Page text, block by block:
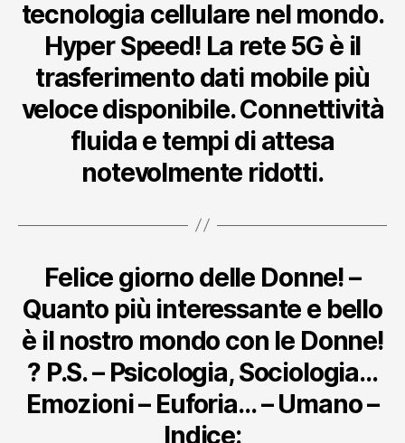
tecnologia cellulare nel mondo.
Hyper Speed! La rete 5G è il
trasferimento dati mobile più
veloce disponibile. Connettività
fluida e tempi di attesa
notevolmente ridotti.
Felice giorno delle Donne! –
Quanto più interessante e bello
è il nostro mondo con le Donne!
? P.S. – Psicologia, Sociologia…
Emozioni – Euforia… – Umano –
Indice: